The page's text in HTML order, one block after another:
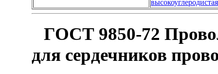
высокоуглеродистая
ГОСТ 9850-72
для сердечников